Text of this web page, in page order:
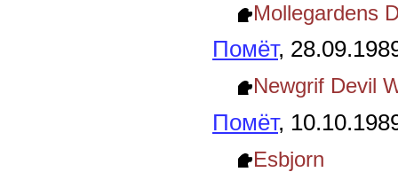
Mollegardens
Помёт,
Newgrif Devil
Помёт,
Esbjorn